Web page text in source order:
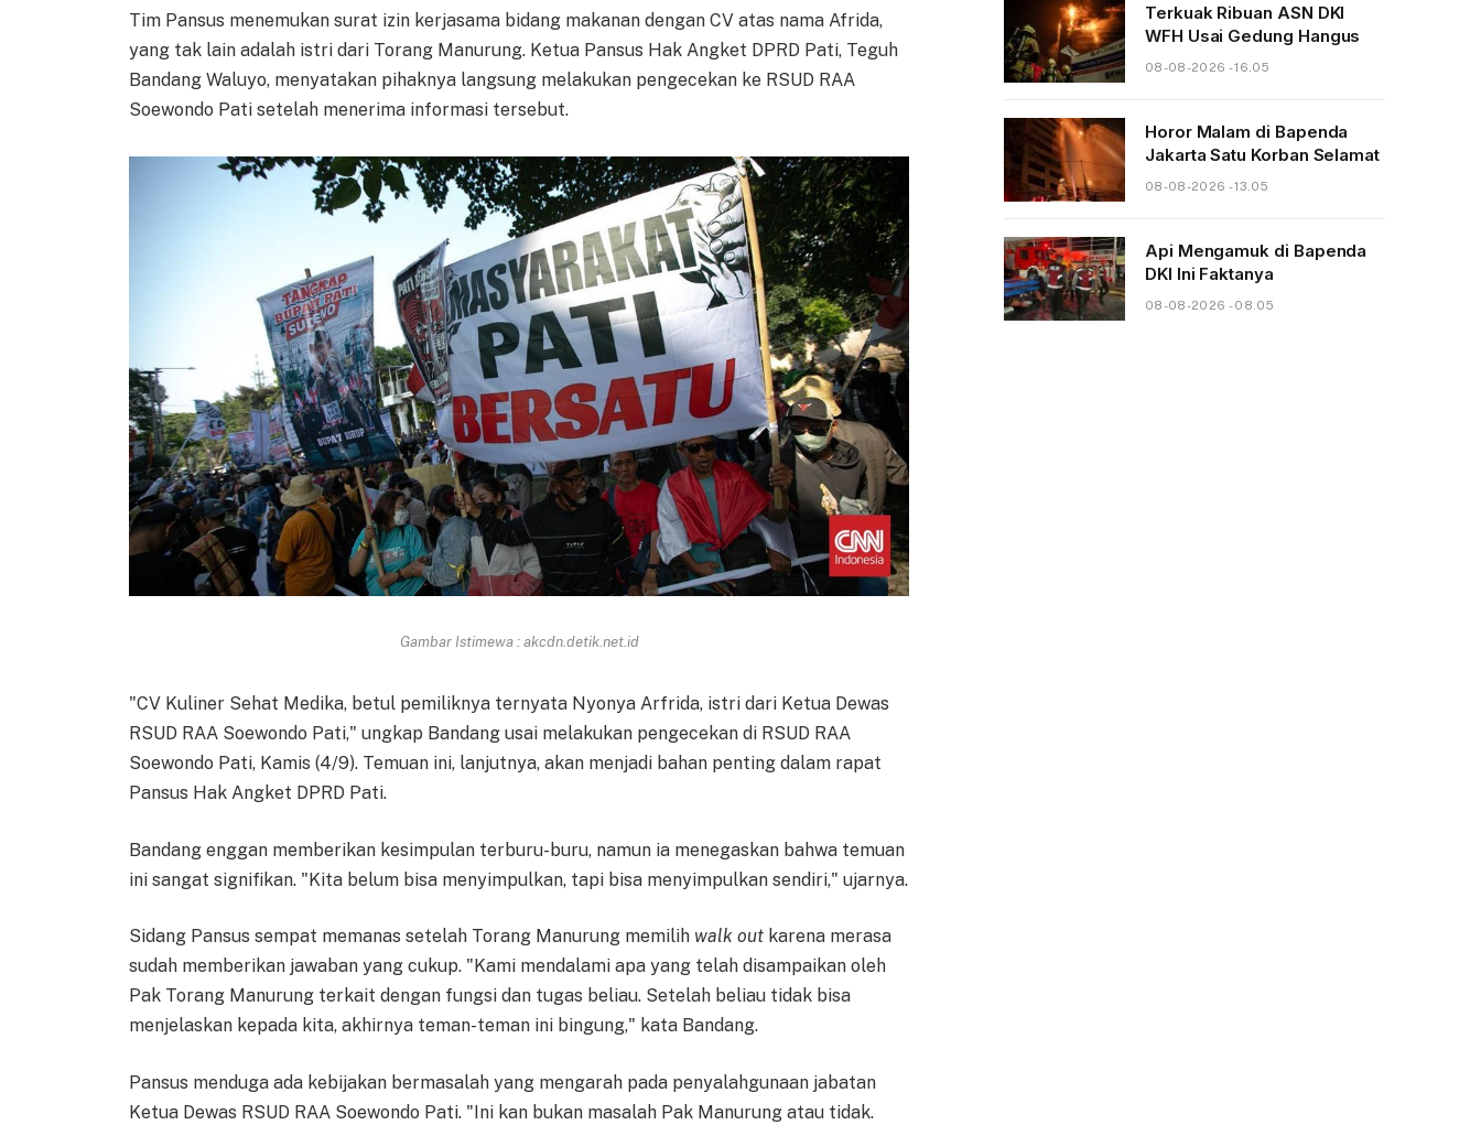
Tim Pansus menemukan surat izin kerjasama bidang makanan dengan CV atas nama Afrida,
yang tak lain adalah istri dari Torang Manurung. Ketua Pansus Hak Angket DPRD Pati, Teguh
Bandang Waluyo, menyatakan pihaknya langsung melakukan pengecekan ke RSUD RAA
Soewondo Pati setelah menerima informasi tersebut.
Gambar Istimewa : akcdn.detik.net.id
"CV Kuliner Sehat Medika, betul pemiliknya ternyata Nyonya Arfrida, istri dari Ketua Dewas
RSUD RAA Soewondo Pati," ungkap Bandang usai melakukan pengecekan di RSUD RAA
Soewondo Pati, Kamis (4/9). Temuan ini, lanjutnya, akan menjadi bahan penting dalam rapat
Pansus Hak Angket DPRD Pati.
Bandang enggan memberikan kesimpulan terburu-buru, namun ia menegaskan bahwa temuan
ini sangat signifikan. "Kita belum bisa menyimpulkan, tapi bisa menyimpulkan sendiri," ujarnya.
Sidang Pansus sempat memanas setelah Torang Manurung memilih walk out karena merasa
sudah memberikan jawaban yang cukup. "Kami mendalami apa yang telah disampaikan oleh
Pak Torang Manurung terkait dengan fungsi dan tugas beliau. Setelah beliau tidak bisa
menjelaskan kepada kita, akhirnya teman-teman ini bingung," kata Bandang.
Pansus menduga ada kebijakan bermasalah yang mengarah pada penyalahgunaan jabatan
Ketua Dewas RSUD RAA Soewondo Pati. "Ini kan bukan masalah Pak Manurung atau tidak.
Terkuak Ribuan ASN DKI
WFH Usai Gedung Hangus
08-08-2026 - 16.05
Horor Malam di Bapenda
Jakarta Satu Korban Selamat
08-08-2026 - 13.05
Api Mengamuk di Bapenda
DKI Ini Faktanya
08-08-2026 - 08.05